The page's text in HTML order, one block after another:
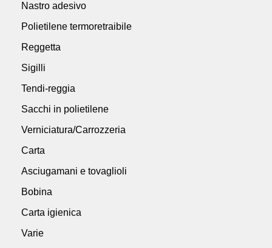
Nastro adesivo
Polietilene termoretraibile
Reggetta
Sigilli
Tendi-reggia
Sacchi in polietilene
Verniciatura/Carrozzeria
Carta
Asciugamani e tovaglioli
Bobina
Carta igienica
Varie